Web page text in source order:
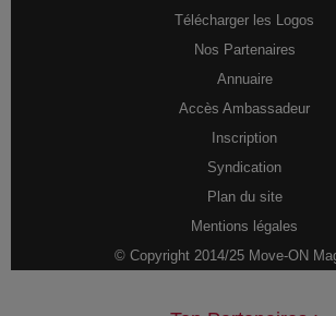
Télécharger les Logos
Nos Partenaires
Annuaire
Accès Ambassadeur
Inscription
Syndication
Plan du site
Mentions légales
© Copyright 2014/25 Move-ON